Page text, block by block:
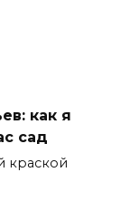
как я
сад
краской